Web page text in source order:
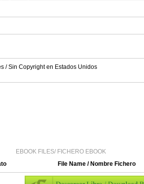
/ Sin Copyright en Estados Unidos
EBOOK FILES/ FICHERO EBOOK
File Name / Nombre Fichero